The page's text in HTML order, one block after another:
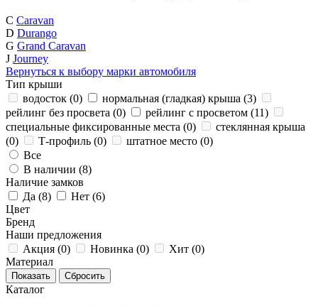
C Caravan
D Durango
G Grand Caravan
J Journey
Вернуться к выбору марки автомобиля
Тип крыши
водосток (0) нормальная (гладкая) крыша (3)
рейлинг без просвета (0) рейлинг с просветом (11)
специальные фиксированные места (0)
стеклянная крыша
(0) Т-профиль (0) штатное место (0)
Все
В наличии (8)
Наличие замков
Да (8) Нет (6)
Цвет
Бренд
Наши предложения
Акция (0) Новинка (0) Хит (0)
Материал
Каталог